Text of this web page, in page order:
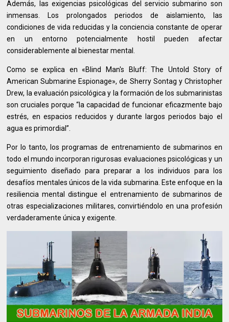
Además, las exigencias psicológicas del servicio submarino son
inmensas. Los prolongados periodos de aislamiento, las
condiciones de vida reducidas y la conciencia constante de operar
en un entorno potencialmente hostil pueden afectar
considerablemente al bienestar mental.
Como se explica en «Blind Man's Bluff: The Untold Story of
American Submarine Espionage», de Sherry Sontag y Christopher
Drew, la evaluación psicológica y la formación de los submarinistas
son cruciales porque “la capacidad de funcionar eficazmente bajo
estrés, en espacios reducidos y durante largos periodos bajo el
agua es primordial”.
Por lo tanto, los programas de entrenamiento de submarinos en
todo el mundo incorporan rigurosas evaluaciones psicológicas y un
seguimiento diseñado para preparar a los individuos para los
desafíos mentales únicos de la vida submarina. Este enfoque en la
resiliencia mental distingue el entrenamiento de submarinos de
otras especializaciones militares, convirtiéndolo en una profesión
verdaderamente única y exigente.